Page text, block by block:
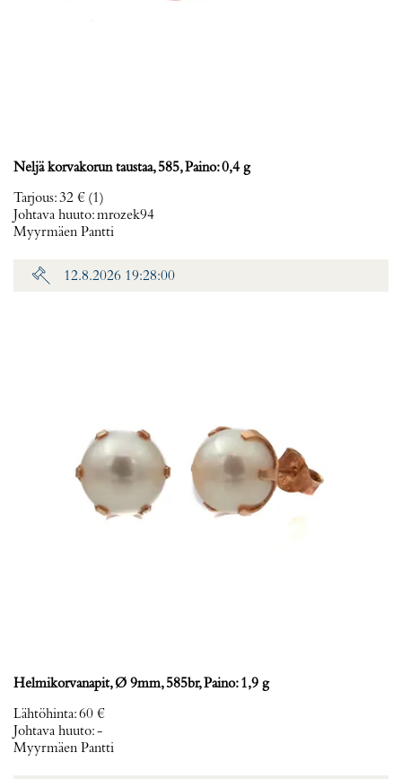
Neljä korvakorun taustaa, 585, Paino: 0,4 g
Tarjous:32 € (1)
Johtava huuto:mrozek94
Myyrmäen Pantti
12.8.2026 19:28:00
Helmikorvanapit, Ø 9mm, 585br, Paino: 1,9 g
Lähtöhinta:60 €
Johtava huuto:-
Myyrmäen Pantti